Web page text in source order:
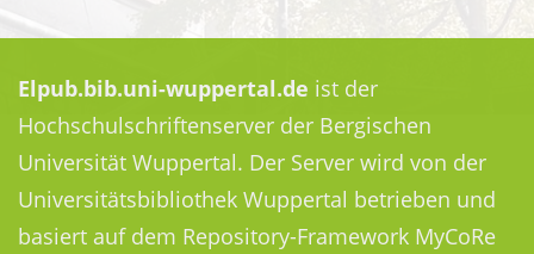
Elpub.bib.uni-wuppertal.de ist der
Hochschulschriftenserver der Bergischen
Universität Wuppertal. Der Server wird von der
Universitätsbibliothek Wuppertal betrieben und
basiert auf dem Repository-Framework MyCoRe